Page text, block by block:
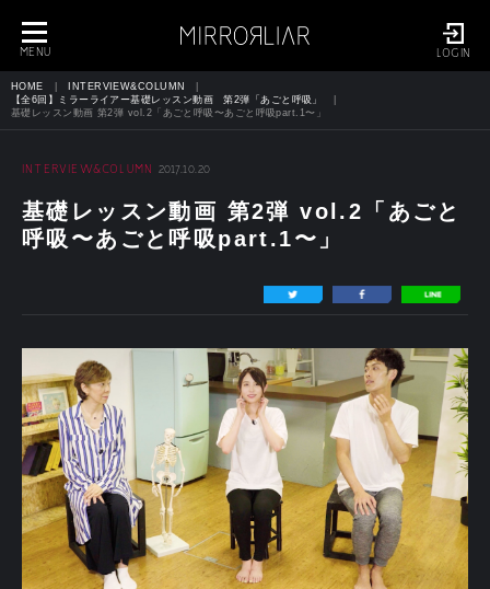
LOGIN
toggle
navigation
MENU
HOME
INTERVIEW&COLUMN
【全6回】ミラーライアー基礎レッスン動画 第2弾「あごと呼吸」
基礎レッスン動画 第2弾 vol.2「あごと呼吸〜あごと呼吸part.1〜」
INTERVIEW&COLUMN 2017.10.20
基礎レッスン動画 第2弾 vol.2「あごと
呼吸〜あごと呼吸part.1〜」